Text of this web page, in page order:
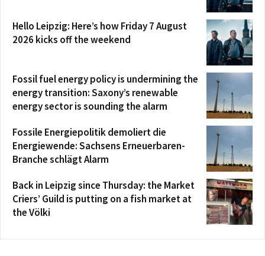
Hello Leipzig: Here’s how Friday 7 August
2026 kicks off the weekend
Fossil fuel energy policy is undermining the
energy transition: Saxony’s renewable
energy sector is sounding the alarm
Fossile Energiepolitik demoliert die
Energiewende: Sachsens Erneuerbaren-
Branche schlägt Alarm
Back in Leipzig since Thursday: the Market
Criers’ Guild is putting on a fish market at
the Völki